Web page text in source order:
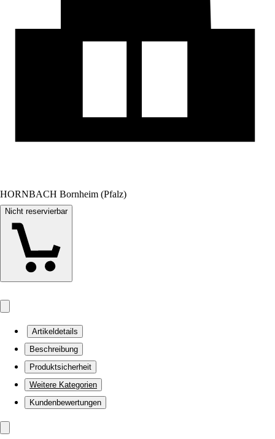
HORNBACH Bornheim (Pfalz)
Nicht reservierbar
Artikeldetails
Beschreibung
Produktsicherheit
Weitere Kategorien
Kundenbewertungen